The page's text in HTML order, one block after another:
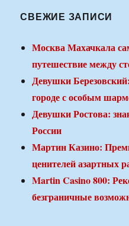
СВЕЖИЕ ЗАПИСИ
Москва Махачкала
путешествие между
Девушки
городе с особым
Девушки Ростова:
России
Мартин Казино:
ценителей азартных
Martin Casino 800:
безграничные